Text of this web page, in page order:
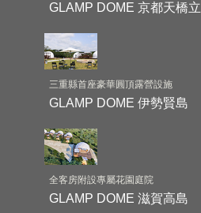
GLAMP DOME 京都天橋立
三重縣首座豪華圓頂露營設施
GLAMP DOME 伊勢賢島
全客房附設專屬花園庭院
GLAMP DOME 滋賀高島